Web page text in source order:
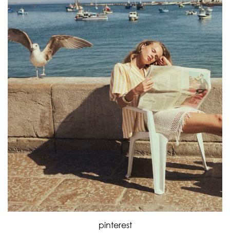
pinterest